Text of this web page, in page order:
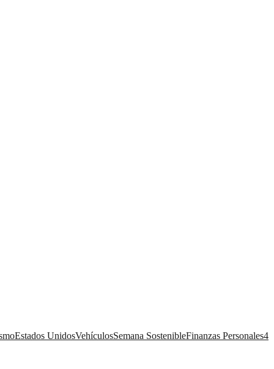
Estados UnidosVehículosSemana SostenibleFinanzas Personales4